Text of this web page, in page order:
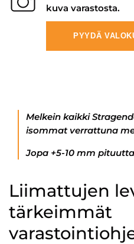
kuva varastosta.
PYYDÄ
Melkein kaikki
isommat verrattuna
Jopa +5-10 mm
Liimattujen
tärkeimmät